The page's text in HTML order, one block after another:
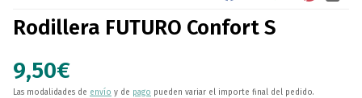
Rodillera FUTURO Confort S
9,50€
Las modalidades de envío y de pago pueden variar el importe final del pedido.